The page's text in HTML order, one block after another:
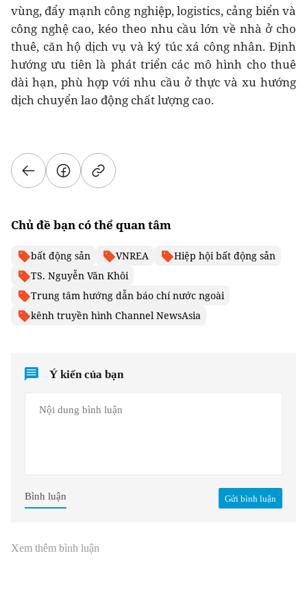
vùng, đẩy mạnh công nghiệp, logistics, cảng biển và
công nghệ cao, kéo theo nhu cầu lớn về nhà ở cho
thuê, căn hộ dịch vụ và ký túc xá công nhân. Định
hướng ưu tiên là phát triển các mô hình cho thuê
dài hạn, phù hợp với nhu cầu ở thực và xu hướng
dịch chuyển lao động chất lượng cao.
Chủ đề bạn có thể quan tâm
bất động sản VNREA
Hiệp hội bất động sản
TS. Nguyễn Văn Khôi
Trung tâm hướng dẫn báo chí nước ngoài
kênh truyền hình Channel NewsAsia
Ý kiến của bạn
Gửi bình luận
Bình luận
Xem thêm bình luận